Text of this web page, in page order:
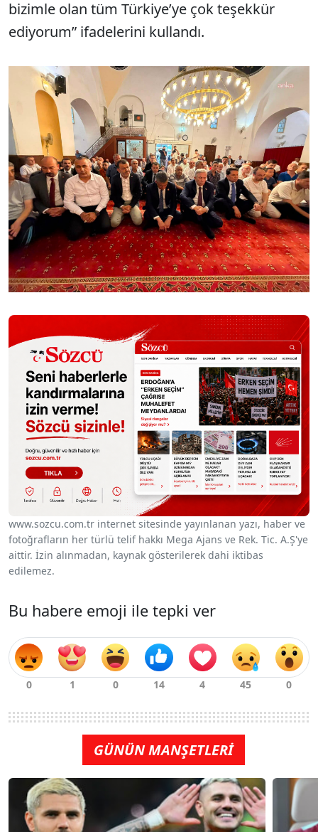
bizimle olan tüm Türkiye’ye çok teşekkür
ediyorum” ifadelerini kullandı.
www.sozcu.com.tr internet sitesinde yayınlanan yazı, haber ve
fotoğrafların her türlü telif hakkı Mega Ajans ve Rek. Tic. A.Ş'ye
aittir. İzin alınmadan, kaynak gösterilerek dahi iktibas
edilemez.
Bu habere emoji ile tepki ver
GÜNÜN MANŞETLERİ